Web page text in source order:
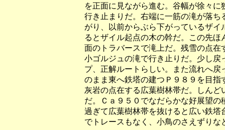
を正面に見ながら進む。谷幅が徐々
行き止まりだ。右端に一筋の滝が落
がり、以前からぶら下がっているザ
るとザイル起点の木の幹だ。この先
面のトラバースで滝上だ。残雪の点
小ゴルジュの滝で行き止りだ。少し
プ、正解ルートらしい。また流れへ
のまま東へ鉄塔の建つＰ９８９を目
灰岩の点在する広葉樹林帯だ。しん
だ。Ｃａ９５０でなだらかな好展望
過ぎて広葉樹林帯を抜けると広い鉄
でトレースもなく、小鳥のさえずり